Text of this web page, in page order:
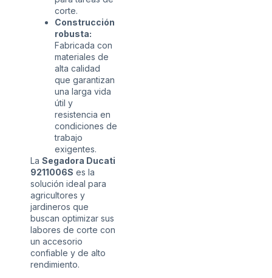
corte.
Construcción
robusta:
Fabricada con
materiales de
alta calidad
que garantizan
una larga vida
útil y
resistencia en
condiciones de
trabajo
exigentes.
La Segadora Ducati
9211006S es la
solución ideal para
agricultores y
jardineros que
buscan optimizar sus
labores de corte con
un accesorio
confiable y de alto
rendimiento.